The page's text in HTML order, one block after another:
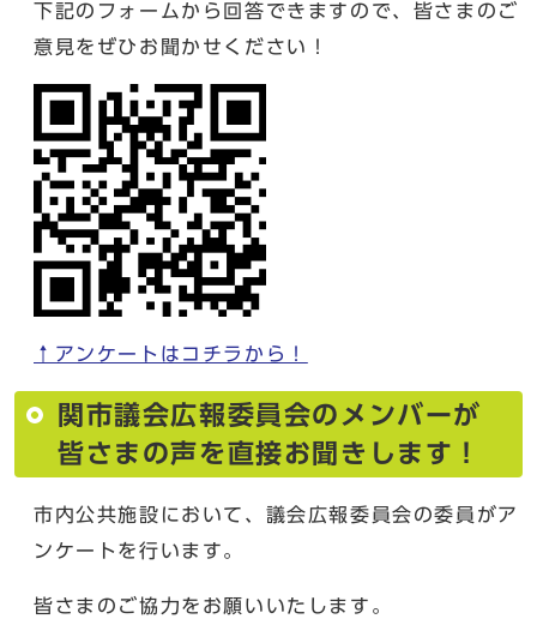
下記のフォームから回答できますので、皆さまのご
意見をぜひお聞かせください！
↑アンケートはコチラから！
関市議会広報委員会のメンバーが
皆さまの声を直接お聞きします！
市内公共施設において、議会広報委員会の委員がア
ンケートを行います。
皆さまのご協力をお願いいたします。